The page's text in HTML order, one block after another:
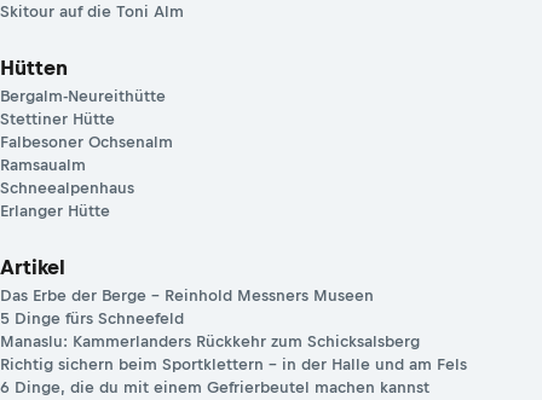
Skitour auf die Toni Alm
Hütten
Bergalm-Neureithütte
Stettiner Hütte
Falbesoner Ochsenalm
Ramsaualm
Schneealpenhaus
Erlanger Hütte
Artikel
Das Erbe der Berge – Reinhold Messners Museen
5 Dinge fürs Schneefeld
Manaslu: Kammerlanders Rückkehr zum Schicksalsberg
Richtig sichern beim Sportklettern – in der Halle und am Fels
6 Dinge, die du mit einem Gefrierbeutel machen kannst